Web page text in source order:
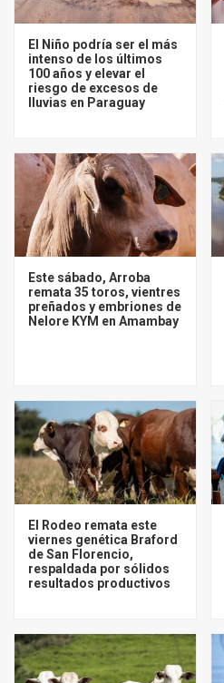
El Niño podría ser el más
intenso de los últimos
100 años y elevar el
riesgo de excesos de
lluvias en Paraguay
Este sábado, Arroba
remata 35 toros, vientres
preñados y embriones de
Nelore KYM en Amambay
El Rodeo remata este
viernes genética Braford
de San Florencio,
respaldada por sólidos
resultados productivos